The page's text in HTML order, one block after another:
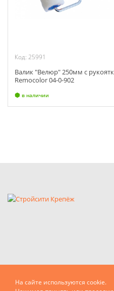
Код: 25991
Валик "Велюр" 250мм с
Remocolor 04-0-902
в наличии
На сайте используются cookie.